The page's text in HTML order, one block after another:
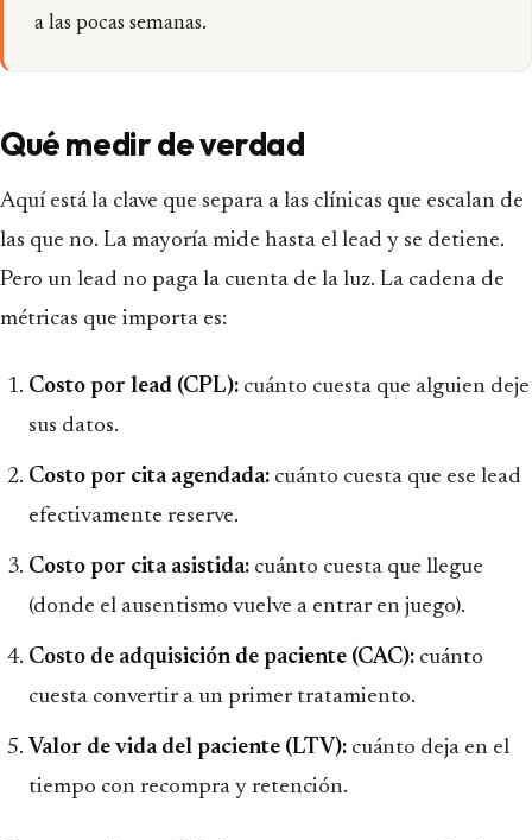
a las pocas semanas.
Qué medir de verdad
Aquí está la clave que separa a las clínicas que escalan de
las que no. La mayoría mide hasta el lead y se detiene.
Pero un lead no paga la cuenta de la luz. La cadena de
métricas que importa es:
Costo por lead (CPL): cuánto cuesta que alguien deje
sus datos.
Costo por cita agendada: cuánto cuesta que ese lead
efectivamente reserve.
Costo por cita asistida: cuánto cuesta que llegue
(donde el ausentismo vuelve a entrar en juego).
Costo de adquisición de paciente (CAC): cuánto
cuesta convertir a un primer tratamiento.
Valor de vida del paciente (LTV): cuánto deja en el
tiempo con recompra y retención.